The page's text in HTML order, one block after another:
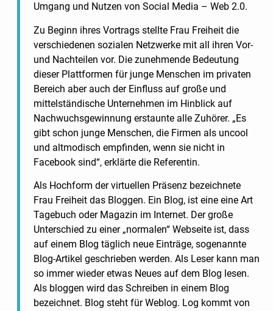
Umgang und Nutzen von Social Media – Web 2.0.
Zu Beginn ihres Vortrags stellte Frau Freiheit die
verschiedenen sozialen Netzwerke mit all ihren Vor-
und Nachteilen vor. Die zunehmende Bedeutung
dieser Plattformen für junge Menschen im privaten
Bereich aber auch der Einfluss auf große und
mittelständische Unternehmen im Hinblick auf
Nachwuchsgewinnung erstaunte alle Zuhörer. „Es
gibt schon junge Menschen, die Firmen als uncool
und altmodisch empfinden, wenn sie nicht in
Facebook sind“, erklärte die Referentin.
Als Hochform der virtuellen Präsenz bezeichnete
Frau Freiheit das Bloggen. Ein Blog, ist eine eine Art
Tagebuch oder Magazin im Internet. Der große
Unterschied zu einer „normalen“ Webseite ist, dass
auf einem Blog täglich neue Einträge, sogenannte
Blog-Artikel geschrieben werden. Als Leser kann man
so immer wieder etwas Neues auf dem Blog lesen.
Als bloggen wird das Schreiben in einem Blog
bezeichnet. Blog steht für Weblog. Log kommt von